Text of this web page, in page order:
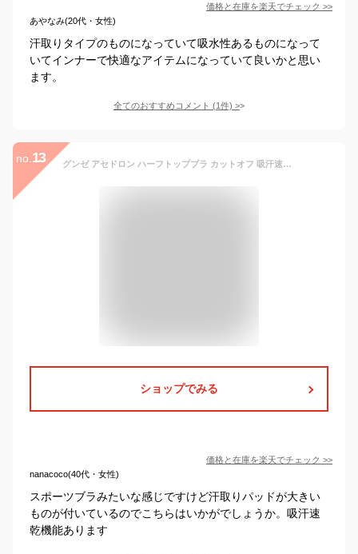
価格と在庫を楽天でチェック >>
あやなみ(20代・女性)
汗取りタイプのものになっていて吸水性あるものになって
いてインナーで快適なアイテムになっていて良いかと思い
ます。
全てのおすすめコメント (1件) >
no. 13 グンゼ アセドロン ハーフトップブラ カットオフ 吸汗速乾 抗菌防臭 胸カップ付 汗取りパッド M/L/LL | 春夏 春 夏 レディース ポリエステル ブラジャー 下着 肌着 インナー MC2055A/R GUNZE
ショップでみる
価格と在庫を楽天でチェック >>
nanacoco(40代・女性)
スポーツブラみたいな感じですけど汗取りパッドが大きい
ものが付いているのでこちらはいかがでしょうか。吸汗速
乾機能あります